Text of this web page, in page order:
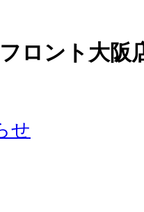
ロント大阪
せ